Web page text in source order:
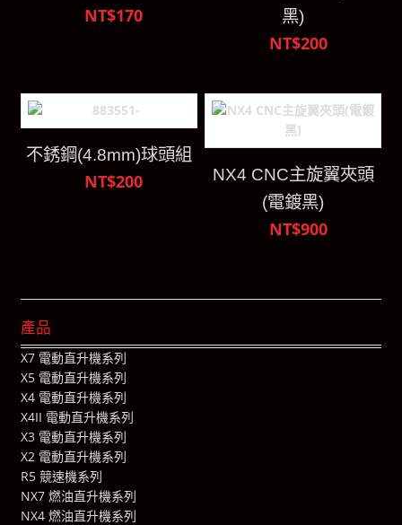
NT$170
黑)
NT$200
不銹鋼(4.8mm)球頭組
NT$200
NX4 CNC主旋翼夾頭
(電鍍黑)
NT$900
產品
X7 電動直升機系列
X5 電動直升機系列
X4 電動直升機系列
X4II 電動直升機系列
X3 電動直升機系列
X2 電動直升機系列
R5 競速機系列
NX7 燃油直升機系列
NX4 燃油直升機系列